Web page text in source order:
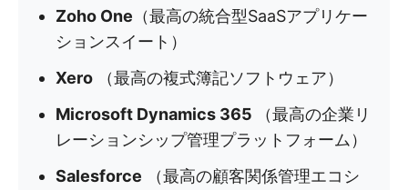
Zoho One （最高の統合型SaaSアプリケー
ションスイート）
Xero （最高の複式簿記ソフトウェア）
Microsoft Dynamics 365
（最高の企業リ
レーションシップ管理プラットフォーム）
Salesforce （最高の顧客関係管理エコシ